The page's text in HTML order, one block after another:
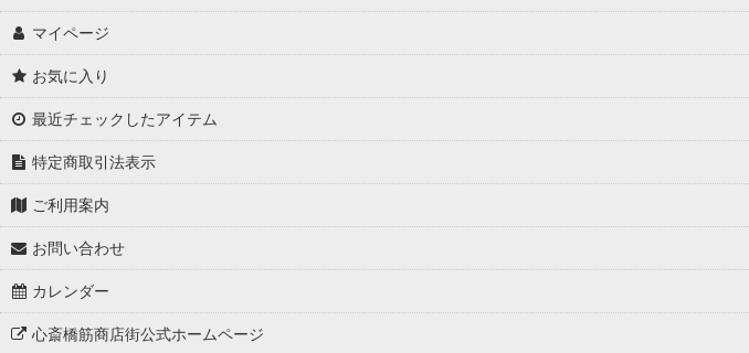
マイページ
お気に入り
最近チェックしたアイテム
特定商取引法表示
ご利用案内
お問い合わせ
カレンダー
心斎橋筋商店街公式ホームページ